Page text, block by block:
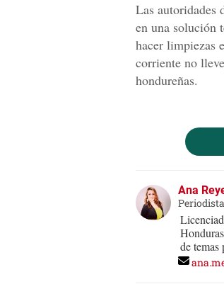
Las autoridades
en una solución
hacer limpiezas
corriente no
hondureñas.
Ana
Periodista
de